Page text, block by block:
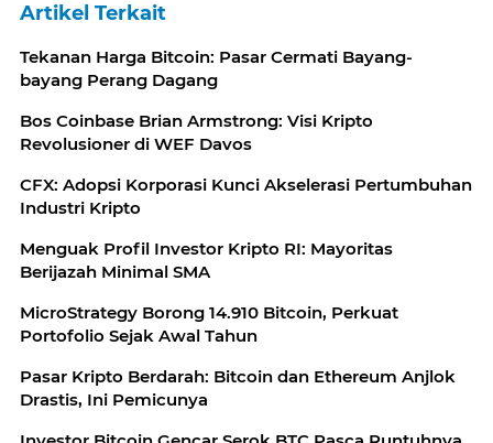
Artikel Terkait
Tekanan Harga Bitcoin: Pasar Cermati Bayang-
bayang Perang Dagang
Bos Coinbase Brian Armstrong: Visi Kripto
Revolusioner di WEF Davos
CFX: Adopsi Korporasi Kunci Akselerasi Pertumbuhan
Industri Kripto
Menguak Profil Investor Kripto RI: Mayoritas
Berijazah Minimal SMA
MicroStrategy Borong 14.910 Bitcoin, Perkuat
Portofolio Sejak Awal Tahun
Pasar Kripto Berdarah: Bitcoin dan Ethereum Anjlok
Drastis, Ini Pemicunya